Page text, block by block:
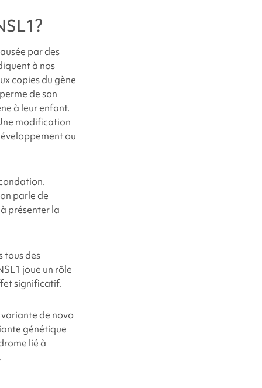
?
par des
à nos
copies du gène
de son
à leur enfant.
modification
ou
parle de
présenter la
tous des
joue un rôle
significatif.
de novo
génétique
lié à